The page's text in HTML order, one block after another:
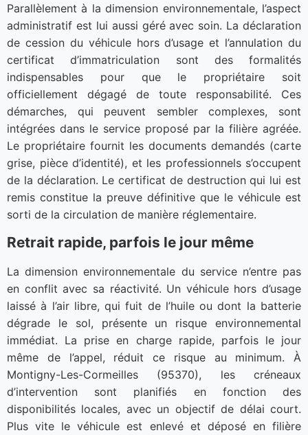
Parallèlement à la dimension environnementale, l’aspect
administratif est lui aussi géré avec soin. La déclaration
de cession du véhicule hors d’usage et l’annulation du
certificat d’immatriculation sont des formalités
indispensables pour que le propriétaire soit
officiellement dégagé de toute responsabilité. Ces
démarches, qui peuvent sembler complexes, sont
intégrées dans le service proposé par la filière agréée.
Le propriétaire fournit les documents demandés (carte
grise, pièce d’identité), et les professionnels s’occupent
de la déclaration. Le certificat de destruction qui lui est
remis constitue la preuve définitive que le véhicule est
sorti de la circulation de manière réglementaire.
Retrait rapide, parfois le jour même
La dimension environnementale du service n’entre pas
en conflit avec sa réactivité. Un véhicule hors d’usage
laissé à l’air libre, qui fuit de l’huile ou dont la batterie
dégrade le sol, présente un risque environnemental
immédiat. La prise en charge rapide, parfois le jour
même de l’appel, réduit ce risque au minimum. À
Montigny-Les-Cormeilles (95370), les créneaux
d’intervention sont planifiés en fonction des
disponibilités locales, avec un objectif de délai court.
Plus vite le véhicule est enlevé et déposé en filière